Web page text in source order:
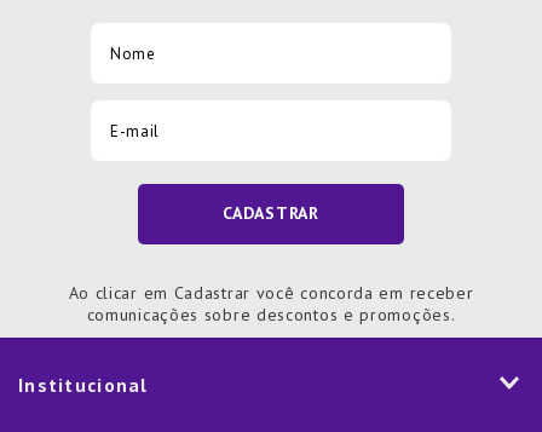
CADASTRAR
Ao clicar em Cadastrar você concorda em receber
comunicações sobre descontos e promoções.
Institucional